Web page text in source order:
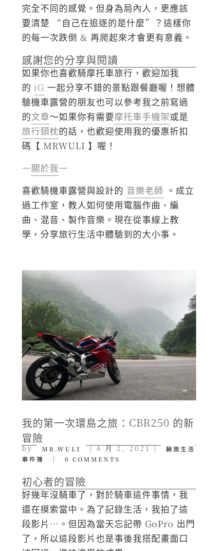
完全不同的感覺。但身為局內人，更應該
要清楚 “自己在追逐的是什麼”？這樣你
的每一次跌倒 & 再爬起來才會更有意義。
感謝您的分享與閱讀
如果你也喜歡騎摩托車旅行，歡迎加我
的 iG 一起分享不錯的景點跟餐廳喔！想體
驗機車露營的朋友也可以參考我之前寫過
的文章～如果你有需要摩托車手機架或是
旅行頸枕的話，也歡迎使用我的優惠折扣
碼【 MRWULI 】喔！
—關於我—
喜歡騎機車露營與設計的 音樂老師 。成立
過工作室，教人如何使用電腦作曲、編
曲、混音、製作音樂。現在從事線上教
學，分享旅行生活中體驗到的大小事。
我的第一次環島之旅：CBR250 的新
冒險
by MR.WULI |4 月 2, 2021|
騎旅生活
事件簿
| 0 COMMENTS
初心者的冒險
好幾年沒騎車了，對於騎車這件事情，我
還在摸索當中。為了記錄生活，我拍了這
段影片…。但因為當天忘記帶 GoPro 出門
了，所以這段影片也是事後我搭配畫面口